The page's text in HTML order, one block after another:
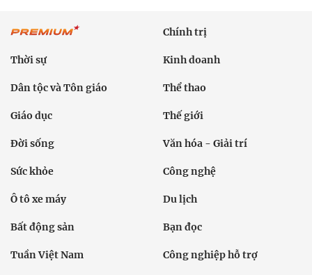
Chính trị
Thời sự Kinh doanh
Dân tộc và Tôn giáo Thể thao
Giáo dục Thế giới
Đời sống Văn hóa - Giải trí
Sức khỏe Công nghệ
Ô tô xe máy Du lịch
Bất động sản Bạn đọc
Tuần Việt Nam Công nghiệp hỗ trợ